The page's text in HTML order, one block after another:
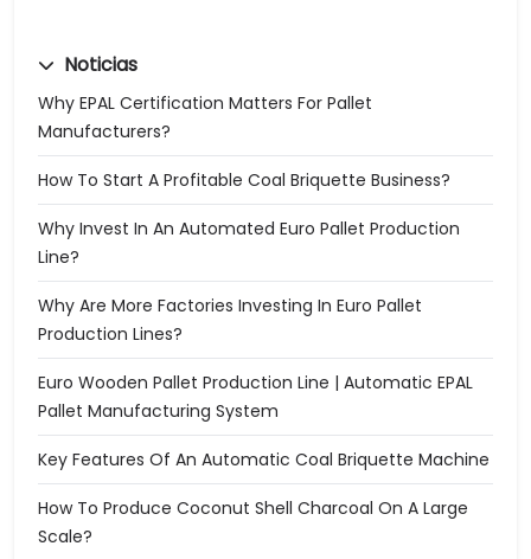
Noticias
Why EPAL Certification Matters For Pallet
Manufacturers?
How To Start A Profitable Coal Briquette Business?
Why Invest In An Automated Euro Pallet Production
Line?
Why Are More Factories Investing In Euro Pallet
Production Lines?
Euro Wooden Pallet Production Line | Automatic EPAL
Pallet Manufacturing System
Key Features Of An Automatic Coal Briquette Machine
How To Produce Coconut Shell Charcoal On A Large
Scale?